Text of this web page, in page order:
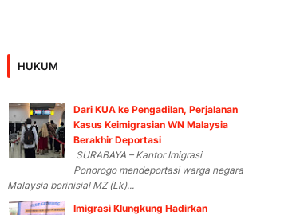
HUKUM
Dari KUA ke Pengadilan, Perjalanan
Kasus Keimigrasian WN Malaysia
Berakhir Deportasi
SURABAYA – Kantor Imigrasi
Ponorogo mendeportasi warga negara
Malaysia berinisial MZ (Lk)...
Imigrasi Klungkung Hadirkan